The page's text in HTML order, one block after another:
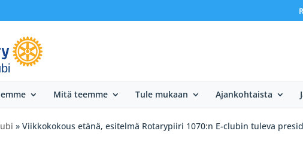
Mitä teemme Tule mukaan Ajankohtaista
» Viikkokokous etänä, esitelmä Rotarypiiri 1070:n E-clubin tuleva